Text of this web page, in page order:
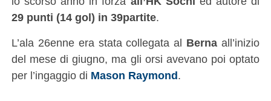
29 punti (14 gol) in 39partite.
L’ala 26enne era stata collegata al Berna all’inizio
del mese di giugno, ma gli orsi avevano poi optato
per l’ingaggio di Mason Raymond.